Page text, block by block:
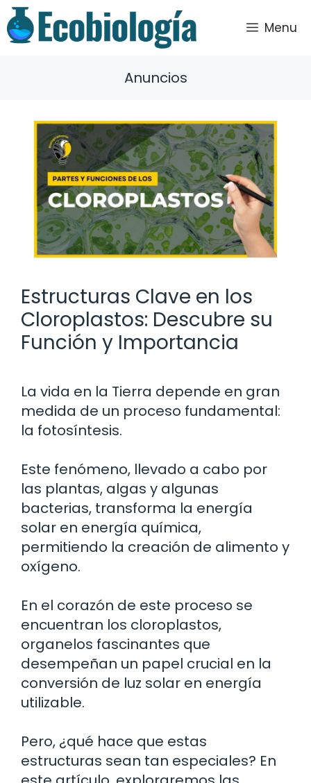
Saltar
al
contenido
Menu
Anuncios
Estructuras Clave en los
Cloroplastos: Descubre su
Función y Importancia
La vida en la Tierra depende en gran
medida de un proceso fundamental:
la fotosíntesis.
Este fenómeno, llevado a cabo por
las plantas, algas y algunas
bacterias, transforma la energía
solar en energía química,
permitiendo la creación de alimento y
oxígeno.
En el corazón de este proceso se
encuentran los cloroplastos,
organelos fascinantes que
desempeñan un papel crucial en la
conversión de luz solar en energía
utilizable.
Pero, ¿qué hace que estas
estructuras sean tan especiales? En